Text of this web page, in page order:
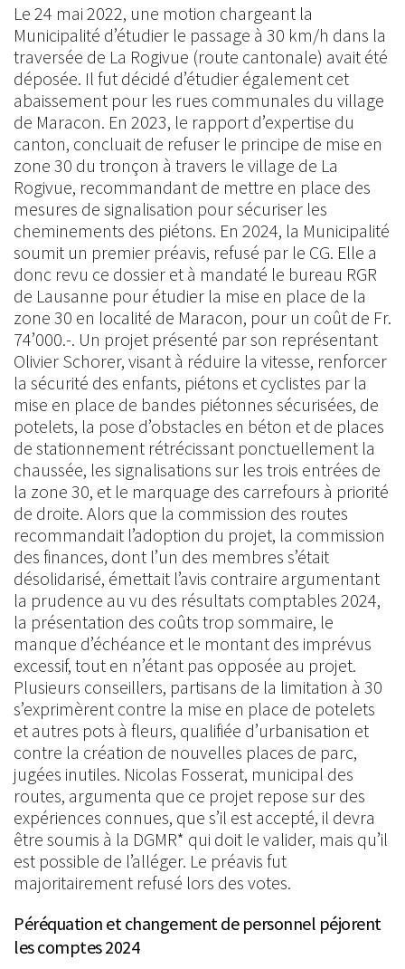
Le 24 mai 2022, une motion chargeant la
Municipalité d’étudier le passage à 30 km/h dans la
traversée de La Rogivue (route cantonale) avait été
déposée. Il fut décidé d’étudier également cet
abaissement pour les rues communales du village
de Maracon. En 2023, le rapport d’expertise du
canton, concluait de refuser le principe de mise en
zone 30 du tronçon à travers le village de La
Rogivue, recommandant de mettre en place des
mesures de signalisation pour sécuriser les
cheminements des piétons. En 2024, la Municipalité
soumit un premier préavis, refusé par le CG. Elle a
donc revu ce dossier et à mandaté le bureau RGR
de Lausanne pour étudier la mise en place de la
zone 30 en localité de Maracon, pour un coût de Fr.
74’000.-. Un projet présenté par son représentant
Olivier Schorer, visant à réduire la vitesse, renforcer
la sécurité des enfants, piétons et cyclistes par la
mise en place de bandes piétonnes sécurisées, de
potelets, la pose d’obstacles en béton et de places
de stationnement rétrécissant ponctuellement la
chaussée, les signalisations sur les trois entrées de
la zone 30, et le marquage des carrefours à priorité
de droite. Alors que la commission des routes
recommandait l’adoption du projet, la commission
des finances, dont l’un des membres s’était
désolidarisé, émettait l’avis contraire argumentant
la prudence au vu des résultats comptables 2024,
la présentation des coûts trop sommaire, le
manque d’échéance et le montant des imprévus
excessif, tout en n’étant pas opposée au projet.
Plusieurs conseillers, partisans de la limitation à 30
s’exprimèrent contre la mise en place de potelets
et autres pots à fleurs, qualifiée d’urbanisation et
contre la création de nouvelles places de parc,
jugées inutiles. Nicolas Fosserat, municipal des
routes, argumenta que ce projet repose sur des
expériences connues, que s’il est accepté, il devra
être soumis à la DGMR* qui doit le valider, mais qu’il
est possible de l’alléger. Le préavis fut
majoritairement refusé lors des votes.
Péréquation et changement de personnel péjorent
les comptes 2024